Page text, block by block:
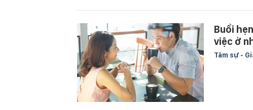
Buổi
việc ở
Tâm sự -